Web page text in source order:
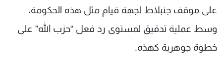
على موقف جنبلاط لجهة قيام مثل هذه الحكومة،
وسط عملية تدقيق لمستوى رد فعل “حزب الله” على
خطوة جوهرية كهذه.